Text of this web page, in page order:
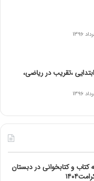
،تقریب در ریاضی،
کتاب و کتابخوانی در دبستان